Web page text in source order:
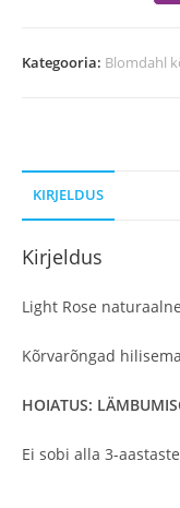
Kategooria: Blomdahl
KIRJELDUS
Kirjeldus
Light Rose
Kõrvarõngad
HOIATUS:
Ei sobi alla 3-